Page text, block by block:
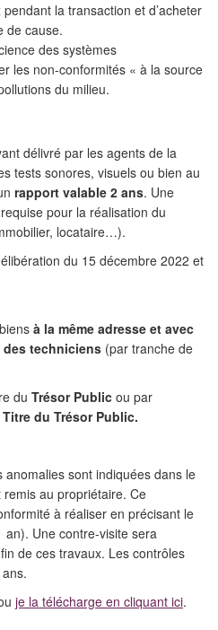
la transaction et d’acheter
de cause.
des systèmes
les non-conformités « à la source
du milieu.
délivré par les agents de la
tests sonores, visuels ou bien au
rapport valable 2 ans. Une
pour la réalisation du
locataire…).
du 15 décembre 2022 et
à la même adresse et avec
des techniciens (par tranche de
du Trésor Public ou par
du Trésor Public.
sont indiquées dans le
au propriétaire. Ce
à réaliser en précisant le
Une contre-visite sera
de ces travaux. Les contrôles
je la télécharge en cliquant ici.